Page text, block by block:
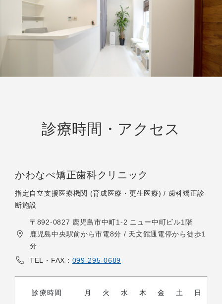
診療時間・アクセス
かわなべ矯正歯科クリニック
指定自立支援医療機関 (育成医療・更生医療) / 歯科矯正診
断施設
〒892-0827 鹿児島市中町1-2 ニュー中町ビル1階
鹿児島中央駅前から市電8分 / 天文館通電停から徒歩1
分
TEL・FAX： 099-295-0689
診療時間 月 火 水 木 金 土 日